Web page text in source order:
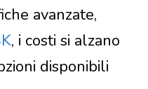
avanzate,
, i costi si alzano
disponibili